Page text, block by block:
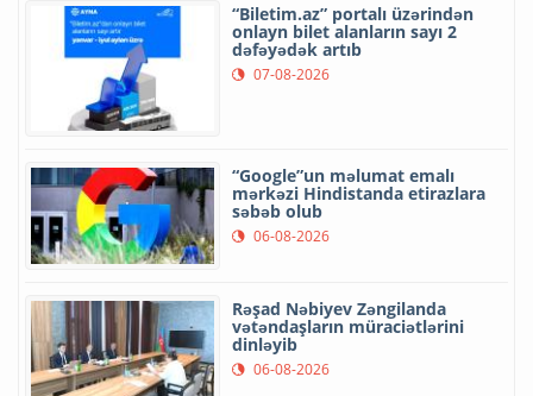
“Biletim.az” portalı üzərindən
onlayn bilet alanların sayı 2
dəfəyədək artıb
07-08-2026
“Google”un məlumat emalı
mərkəzi Hindistanda etirazlara
səbəb olub
06-08-2026
Rəşad Nəbiyev Zəngilanda
vətəndaşların müraciətlərini
dinləyib
06-08-2026